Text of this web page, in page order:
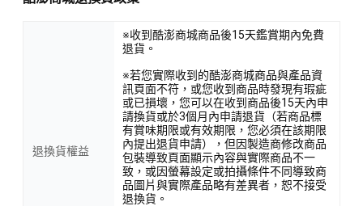
退換貨權益
※收到酷澎商城商品後15天鑑賞期內免費
退貨。
※若您實際收到的酷澎商城商品與產品資
訊頁面不符，或您收到商品時發現有瑕疵
或已損壞，您可以在收到商品後15天內申
請換貨或於3個月內申請退貨（若商品標
有賞味期限或有效期限，您必須在該期限
內提出退貨申請），但因製造商修改商品
包裝導致頁面顯示內容與實際商品不一
致，或因螢幕設定或拍攝條件不同導致商
品圖片與實際產品略有差異者，恕不接受
退換貨。